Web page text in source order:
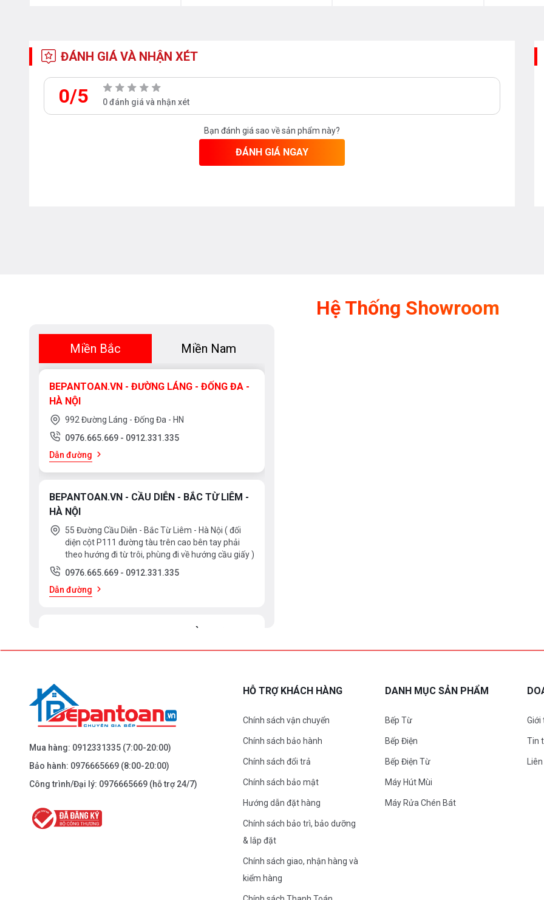
ĐÁNH GIÁ VÀ NHẬN XÉT
0/5 0 đánh giá và nhận xét
Bạn đánh giá sao về sản phẩm này?
ĐÁNH GIÁ NGAY
Hệ Thống Showroom
Miền Bắc Miền Nam
BEPANTOAN.VN - ĐƯỜNG LÁNG - ĐỐNG ĐA -
HÀ NỘI
992 Đường Láng - Đống Đa - HN
0976.665.669 - 0912.331.335
Dẫn đường
BEPANTOAN.VN - CẦU DIỄN - BẮC TỪ LIÊM -
HÀ NỘI
55 Đường Cầu Diễn - Bắc Từ Liêm - Hà Nội ( đối
diện cột P111 đường tàu trên cao bên tay phải
theo hướng đi từ trôi, phùng đi về hướng cầu giấy )
0976.665.669 - 0912.331.335
Dẫn đường
BEPANTOAN.VN - ĐẠI LA - HAI BÀ TRƯNG -
Dẫn đường
BEPANTOAN.VN - NGUYỄN TRÃI - THANH
Dẫn đường
Mua hàng: 0912331335 (7:00-20:00)
Bảo hành: 0976665669 (8:00-20:00)
Công trình/Đại lý: 0976665669 (hỗ trợ 24/7)
HỖ TRỢ KHÁCH HÀNG
Chính sách vận chuyển
Chính sách bảo hành
Chính sách đổi trả
Chính sách bảo mật
Hướng dẫn đặt hàng
Chính sách bảo trì, bảo dưỡng
& lắp đặt
Chính sách giao, nhận hàng và
kiểm hàng
DANH MỤC SẢN PHẨM
Bếp Từ
Bếp Điện
Bếp Điện Từ
Máy Hút Mùi
Máy Rửa Chén Bát
Giới
Tin